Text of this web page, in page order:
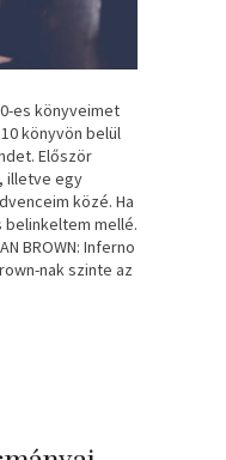
es könyveimet
könyvön belül
Először
illetve egy
közé. Ha
mellé.
BROWN: Inferno
nak szinte az